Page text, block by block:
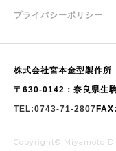
プライバシーポリシー
株式会社宮本金型製作所
〒630-0142：奈良県生
TEL:0743-71-2807
Copyright© Miyamoto